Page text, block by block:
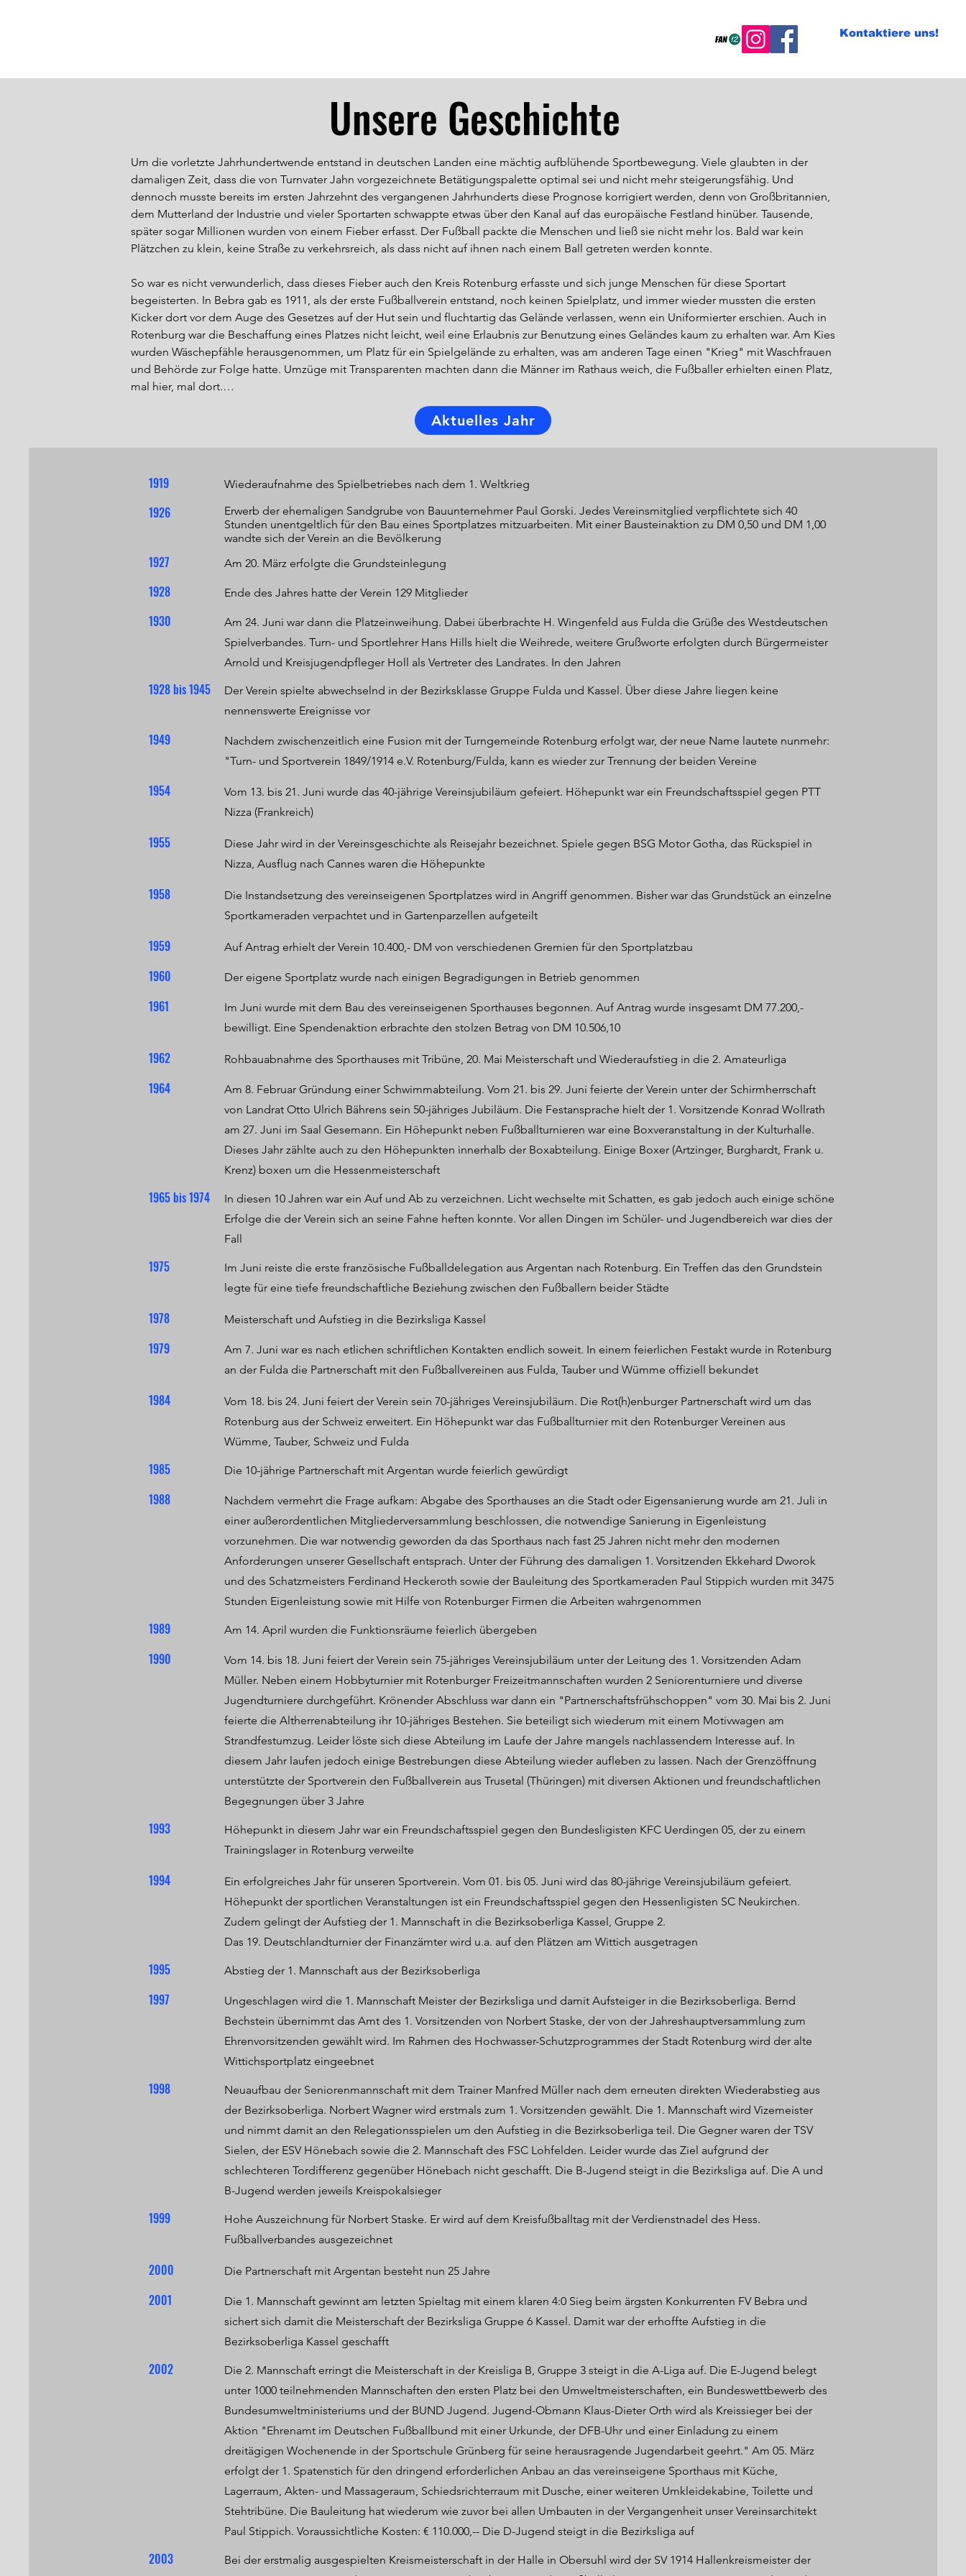
Kontaktiere uns!
Unsere Geschichte
Um die vorletzte Jahrhundertwende entstand in deutschen Landen eine mächtig aufblühende Sportbewegung. Viele glaubten in der
damaligen Zeit, dass die von Turnvater Jahn vorgezeichnete Betätigungspalette optimal sei und nicht mehr steigerungsfähig. Und
dennoch musste bereits im ersten Jahrzehnt des vergangenen Jahrhunderts diese Prognose korrigiert werden, denn von Großbritannien,
dem Mutterland der Industrie und vieler Sportarten schwappte etwas über den Kanal auf das europäische Festland hinüber. Tausende,
später sogar Millionen wurden von einem Fieber erfasst. Der Fußball packte die Menschen und ließ sie nicht mehr los. Bald war kein
Plätzchen zu klein, keine Straße zu verkehrsreich, als dass nicht auf ihnen nach einem Ball getreten werden konnte.
So war es nicht verwunderlich, dass dieses Fieber auch den Kreis Rotenburg erfasste und sich junge Menschen für diese Sportart
begeisterten. In Bebra gab es 1911, als der erste Fußballverein entstand, noch keinen Spielplatz, und immer wieder mussten die ersten
Kicker dort vor dem Auge des Gesetzes auf der Hut sein und fluchtartig das Gelände verlassen, wenn ein Uniformierter erschien. Auch in
Rotenburg war die Beschaffung eines Platzes nicht leicht, weil eine Erlaubnis zur Benutzung eines Geländes kaum zu erhalten war. Am Kies
wurden Wäschepfähle herausgenommen, um Platz für ein Spielgelände zu erhalten, was am anderen Tage einen "Krieg" mit Waschfrauen
und Behörde zur Folge hatte. Umzüge mit Transparenten machten dann die Männer im Rathaus weich, die Fußballer erhielten einen Platz,
mal hier, mal dort.
In den Jahren vor 1910 lagen die Aktivitäten der fußballerischen Bewohner darin, dass die Anwohner einzelner Straßen und Plätze
gegeneinander spielten. Beispielsweise spielten die Brotgasse gegen den Kirchplatz oder der Rasen gegen den Sack. Anfang 1910
Der Bann war offenbar gebrochen, denn schon im Juni 1910 gründeten 12 Sportliebhaber den nächsten Fußballverein: Teutonia
Rotenburg. Drei weitere Wochen später hatte Rotenburg den Dritten: Im Juli 1910 gründeten 16 junge Leute den R.F.C Wilhelma
Mittlerweile hatte die Stadt Rotenburg ihre Erlaubnis zu einem weiteren Spielfeld gegeben, und zwar die Wiese beim einstigen Gasthaus
Ärger ab. Zwischen den zwei Rotenburger Vereinen kam es zum Streit, der sogar soweit ging, dass man nicht mehr gegeneinander
meisten Fußballer nicht zur Verfügung. Geld vom Verein gab es nicht und da die Aktiven mit wahrer Begeisterung dem runden Leder
nachjagten, musste das Fahrrad herhalten. Wer also mitspielen wollte, sei es in Bebra, Melsungen, Homberg, Eschwege oder Hersfeld,
der musste sich auf sein Zweirad schwingen und dem nächsten Spielort entgegenradeln. Das war in jener Zeit keine Strapaze, sondern
Am 1. Februar 1914 war es dann soweit: In der Gastwirtschaft Georg Christian Dörr in der Breitenstraße unter dem Vorsitz von Anton May,
der die Auflösung der "wilden Clubs" herbeigeführt hatte, wurde der SV 1914 Rotenburg gegründet. Die Gründungsmitglieder unseres
heutigen Vereines waren: Anton May, David Greiling, Rudi May, Valentin Willing, Ernst Leukfeld, Adolf Holl, Heinrich Barth, Georg Kehres,
Martin Greiling, Ferdinand Roth, Albert Struth, Karl Limpert, Heinrich Schäfer, Heinrich Wendel, Hans Wendel, Heinrich Wagner, Hans
Schulz, Johannes Schulz.
Aktuelles Jahr
1919
1926
1927
1928
1930
1928 bis 1945
1949
1954
Wiederaufnahme des Spielbetriebes nach dem 1. Weltkrieg
Erwerb der ehemaligen Sandgrube von Bauunternehmer Paul Gorski. Jedes Vereinsmitglied verpflichtete sich 40
Stunden unentgeltlich für den Bau eines Sportplatzes mitzuarbeiten. Mit einer Bausteinaktion zu DM 0,50 und DM 1,00
wandte sich der Verein an die Bevölkerung
Am 20. März erfolgte die Grundsteinlegung
Ende des Jahres hatte der Verein 129 Mitglieder
Am 24. Juni war dann die Platzeinweihung. Dabei überbrachte H. Wingenfeld aus Fulda die Grüße des Westdeutschen
Spielverbandes. Turn- und Sportlehrer Hans Hills hielt die Weihrede, weitere Grußworte erfolgten durch Bürgermeister
Arnold und Kreisjugendpfleger Holl als Vertreter des Landrates. In den Jahren
Der Verein spielte abwechselnd in der Bezirksklasse Gruppe Fulda und Kassel. Über diese Jahre liegen keine
nennenswerte Ereignisse vor
Nachdem zwischenzeitlich eine Fusion mit der Turngemeinde Rotenburg erfolgt war, der neue Name lautete nunmehr:
"Turn- und Sportverein 1849/1914 e.V. Rotenburg/Fulda, kann es wieder zur Trennung der beiden Vereine
Vom 13. bis 21. Juni wurde das 40-jährige Vereinsjubiläum gefeiert. Höhepunkt war ein Freundschaftsspiel gegen PTT
Nizza (Frankreich)
1955
Diese Jahr wird in der Vereinsgeschichte als Reisejahr bezeichnet. Spiele gegen BSG Motor Gotha, das Rückspiel in
Nizza, Ausflug nach Cannes waren die Höhepunkte
1958
Die Instandsetzung des vereinseigenen Sportplatzes wird in Angriff genommen. Bisher war das Grundstück an einzelne
Sportkameraden verpachtet und in Gartenparzellen aufgeteilt
1959
1960
1961
Auf Antrag erhielt der Verein 10.400,- DM von verschiedenen Gremien für den Sportplatzbau
Der eigene Sportplatz wurde nach einigen Begradigungen in Betrieb genommen
Im Juni wurde mit dem Bau des vereinseigenen Sporthauses begonnen. Auf Antrag wurde insgesamt DM 77.200,-
bewilligt. Eine Spendenaktion erbrachte den stolzen Betrag von DM 10.506,10
1962
1964
1965 bis 1974
1975
Rohbauabnahme des Sporthauses mit Tribüne, 20. Mai Meisterschaft und Wiederaufstieg in die 2. Amateurliga
Am 8. Februar Gründung einer Schwimmabteilung. Vom 21. bis 29. Juni feierte der Verein unter der Schirmherrschaft
von Landrat Otto Ulrich Bährens sein 50-jähriges Jubiläum. Die Festansprache hielt der 1. Vorsitzende Konrad Wollrath
am 27. Juni im Saal Gesemann. Ein Höhepunkt neben Fußballturnieren war eine Boxveranstaltung in der Kulturhalle.
Dieses Jahr zählte auch zu den Höhepunkten innerhalb der Boxabteilung. Einige Boxer (Artzinger, Burghardt, Frank u.
Krenz) boxen um die Hessenmeisterschaft
In diesen 10 Jahren war ein Auf und Ab zu verzeichnen. Licht wechselte mit Schatten, es gab jedoch auch einige schöne
Erfolge die der Verein sich an seine Fahne heften konnte. Vor allen Dingen im Schüler- und Jugendbereich war dies der
Fall
Im Juni reiste die erste französische Fußballdelegation aus Argentan nach Rotenburg. Ein Treffen das den Grundstein
legte für eine tiefe freundschaftliche Beziehung zwischen den Fußballern beider Städte
1978
1979
Meisterschaft und Aufstieg in die Bezirksliga Kassel
Am 7. Juni war es nach etlichen schriftlichen Kontakten endlich soweit. In einem feierlichen Festakt wurde in Rotenburg
an der Fulda die Partnerschaft mit den Fußballvereinen aus Fulda, Tauber und Wümme offiziell bekundet
1984
1985
1988
1989
1990
1993
Vom 18. bis 24. Juni feiert der Verein sein 70-jähriges Vereinsjubiläum. Die Rot(h)enburger Partnerschaft wird um das
Rotenburg aus der Schweiz erweitert. Ein Höhepunkt war das Fußballturnier mit den Rotenburger Vereinen aus
Wümme, Tauber, Schweiz und Fulda
Die 10-jährige Partnerschaft mit Argentan wurde feierlich gewürdigt
Nachdem vermehrt die Frage aufkam: Abgabe des Sporthauses an die Stadt oder Eigensanierung wurde am 21. Juli in
einer außerordentlichen Mitgliederversammlung beschlossen, die notwendige Sanierung in Eigenleistung
vorzunehmen. Die war notwendig geworden da das Sporthaus nach fast 25 Jahren nicht mehr den modernen
Anforderungen unserer Gesellschaft entsprach. Unter der Führung des damaligen 1. Vorsitzenden Ekkehard Dworok
und des Schatzmeisters Ferdinand Heckeroth sowie der Bauleitung des Sportkameraden Paul Stippich wurden mit 3475
Stunden Eigenleistung sowie mit Hilfe von Rotenburger Firmen die Arbeiten wahrgenommen
Am 14. April wurden die Funktionsräume feierlich übergeben
Vom 14. bis 18. Juni feiert der Verein sein 75-jähriges Vereinsjubiläum unter der Leitung des 1. Vorsitzenden Adam
Müller. Neben einem Hobbyturnier mit Rotenburger Freizeitmannschaften wurden 2 Seniorenturniere und diverse
Jugendturniere durchgeführt. Krönender Abschluss war dann ein "Partnerschaftsfrühschoppen" vom 30. Mai bis 2. Juni
feierte die Altherrenabteilung ihr 10-jähriges Bestehen. Sie beteiligt sich wiederum mit einem Motivwagen am
Strandfestumzug. Leider löste sich diese Abteilung im Laufe der Jahre mangels nachlassendem Interesse auf. In
diesem Jahr laufen jedoch einige Bestrebungen diese Abteilung wieder aufleben zu lassen. Nach der Grenzöffnung
unterstützte der Sportverein den Fußballverein aus Trusetal (Thüringen) mit diversen Aktionen und freundschaftlichen
Begegnungen über 3 Jahre
Höhepunkt in diesem Jahr war ein Freundschaftsspiel gegen den Bundesligisten KFC Uerdingen 05, der zu einem
Trainingslager in Rotenburg verweilte
1994
1995
1997
1998
1999
Ein erfolgreiches Jahr für unseren Sportverein. Vom 01. bis 05. Juni wird das 80-jährige Vereinsjubiläum gefeiert.
Höhepunkt der sportlichen Veranstaltungen ist ein Freundschaftsspiel gegen den Hessenligisten SC Neukirchen.
Zudem gelingt der Aufstieg der 1. Mannschaft in die Bezirksoberliga Kassel, Gruppe 2.
Das 19. Deutschlandturnier der Finanzämter wird u.a. auf den Plätzen am Wittich ausgetragen
Abstieg der 1. Mannschaft aus der Bezirksoberliga
Ungeschlagen wird die 1. Mannschaft Meister der Bezirksliga und damit Aufsteiger in die Bezirksoberliga. Bernd
Bechstein übernimmt das Amt des 1. Vorsitzenden von Norbert Staske, der von der Jahreshauptversammlung zum
Ehrenvorsitzenden gewählt wird. Im Rahmen des Hochwasser-Schutzprogrammes der Stadt Rotenburg wird der alte
Wittichsportplatz eingeebnet
Neuaufbau der Seniorenmannschaft mit dem Trainer Manfred Müller nach dem erneuten direkten Wiederabstieg aus
der Bezirksoberliga. Norbert Wagner wird erstmals zum 1. Vorsitzenden gewählt. Die 1. Mannschaft wird Vizemeister
und nimmt damit an den Relegationsspielen um den Aufstieg in die Bezirksoberliga teil. Die Gegner waren der TSV
Sielen, der ESV Hönebach sowie die 2. Mannschaft des FSC Lohfelden. Leider wurde das Ziel aufgrund der
schlechteren Tordifferenz gegenüber Hönebach nicht geschafft. Die B-Jugend steigt in die Bezirksliga auf. Die A und
B-Jugend werden jeweils Kreispokalsieger
Hohe Auszeichnung für Norbert Staske. Er wird auf dem Kreisfußballtag mit der Verdienstnadel des Hess.
Fußballverbandes ausgezeichnet
2000
2001
2002
2003
Die Partnerschaft mit Argentan besteht nun 25 Jahre
Die 1. Mannschaft gewinnt am letzten Spieltag mit einem klaren 4:0 Sieg beim ärgsten Konkurrenten FV Bebra und
sichert sich damit die Meisterschaft der Bezirksliga Gruppe 6 Kassel. Damit war der erhoffte Aufstieg in die
Bezirksoberliga Kassel geschafft
Die 2. Mannschaft erringt die Meisterschaft in der Kreisliga B, Gruppe 3 steigt in die A-Liga auf. Die E-Jugend belegt
unter 1000 teilnehmenden Mannschaften den ersten Platz bei den Umweltmeisterschaften, ein Bundeswettbewerb des
Bundesumweltministeriums und der BUND Jugend. Jugend-Obmann Klaus-Dieter Orth wird als Kreissieger bei der
Aktion "Ehrenamt im Deutschen Fußballbund mit einer Urkunde, der DFB-Uhr und einer Einladung zu einem
dreitägigen Wochenende in der Sportschule Grünberg für seine herausragende Jugendarbeit geehrt." Am 05. März
erfolgt der 1. Spatenstich für den dringend erforderlichen Anbau an das vereinseigene Sporthaus mit Küche,
Lagerraum, Akten- und Massageraum, Schiedsrichterraum mit Dusche, einer weiteren Umkleidekabine, Toilette und
Stehtribüne. Die Bauleitung hat wiederum wie zuvor bei allen Umbauten in der Vergangenheit unser Vereinsarchitekt
Paul Stippich. Voraussichtliche Kosten: € 110.000,-- Die D-Jugend steigt in die Bezirksliga auf
Bei der erstmalig ausgespielten Kreismeisterschaft in der Halle in Obersuhl wird der SV 1914 Hallenkreismeister der